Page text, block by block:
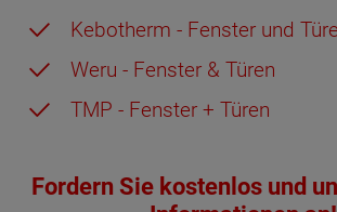
Kebotherm - Fenster und
Weru - Fenster & Türen
TMP - Fenster + Türen
Fordern Sie kostenlos und